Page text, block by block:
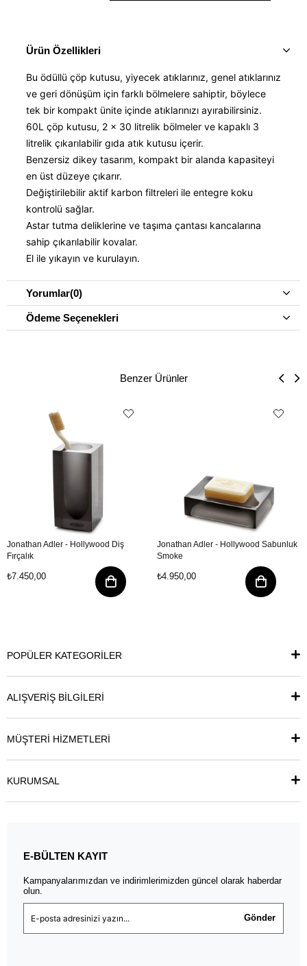
Ürün Özellikleri
Bu ödüllü çöp kutusu, yiyecek atıklarınız, genel atıklarınız
ve geri dönüşüm için farklı bölmelere sahiptir, böylece
tek bir kompakt ünite içinde atıklarınızı ayırabilirsiniz.
60L çöp kutusu, 2 x 30 litrelik bölmeler ve kapaklı 3
litrelik çıkarılabilir gıda atık kutusu içerir.
Benzersiz dikey tasarım, kompakt bir alanda kapasiteyi
en üst düzeye çıkarır.
Değiştirilebilir aktif karbon filtreleri ile entegre koku
kontrolü sağlar.
Astar tutma deliklerine ve taşıma çantası kancalarına
sahip çıkarılabilir kovalar.
El ile yıkayın ve kurulayın.
Yorumlar(0)
Ödeme Seçenekleri
Benzer Ürünler
Jonathan Adler - Hollywood Diş
Fırçalık
₺7.450,00
Jonathan Adler - Hollywood Sabunluk
Smoke
₺4.950,00
POPÜLER KATEGORİLER
ALIŞVERİŞ BİLGİLERİ
MÜŞTERİ HİZMETLERİ
KURUMSAL
E-BÜLTEN KAYIT
Kampanyalarımızdan ve indirimlerimizden güncel olarak haberdar
olun.
Gönder